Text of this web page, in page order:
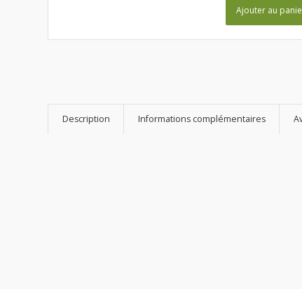
Ajouter au
Description Informations complémentaires